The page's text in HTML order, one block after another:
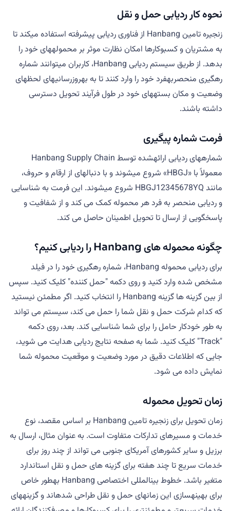
نحوه کار ردیابی حمل و نقل
زنجیره تامین Hanbang از فناوری ردیابی پیشرفته استفاده میکند تا
به مشتریان و کسبوکارها امکان نظارت موثر بر محمولههای خود را
بدهد. از طریق سیستم ردیابی Hanbang، کاربران میتوانند شماره
رهگیری منحصربهفرد خود را وارد کنند تا به بهروزرسانیهای لحظهای
وضعیت و مکان بستههای خود در طول فرآیند تحویل دسترسی
داشته باشند.
فرمت شماره پیگیری
شمارههای ردیابی ارائهشده توسط Hanbang Supply Chain
معمولاً با «HBGJ» شروع میشوند و با دنبالهای از ارقام و حروف،
مانند HBGJ12345678YQ شروع میشوند. این فرمت به شناسایی
و ردیابی منحصر به فرد هر محموله کمک می کند و از شفافیت و
پاسخگویی از ارسال تا تحویل اطمینان حاصل می کند.
چگونه محموله های Hanbang را ردیابی کنیم؟
برای ردیابی محموله Hanbang، شماره رهگیری خود را در فیلد
مشخص شده وارد کنید و روی دکمه "حمل کننده" کلیک کنید. سپس
از بین گزینه ها گزینه Hanbang را انتخاب کنید. اگر مطمئن نیستید
که کدام شرکت حمل و نقل شما را حمل می کند، سیستم می تواند
به طور خودکار حامل را برای شما شناسایی کند. بعد، روی دکمه
"Track" کلیک کنید. شما به صفحه نتایج ردیابی هدایت می شوید،
جایی که اطلاعات دقیق در مورد وضعیت و موقعیت محموله شما
نمایش داده می شود.
زمان تحویل محموله
زمان تحویل برای زنجیره تامین Hanbang بر اساس مقصد، نوع
خدمات و مسیرهای تدارکات متفاوت است. به عنوان مثال، ارسال به
برزیل و سایر کشورهای آمریکای جنوبی می تواند از چند روز برای
خدمات سریع تا چند هفته برای گزینه های حمل و نقل استاندارد
متغیر باشد. خطوط بینالمللی اختصاصی Hanbang بهطور خاص
برای بهینهسازی این زمانهای حمل و نقل طراحی شدهاند و گزینههای